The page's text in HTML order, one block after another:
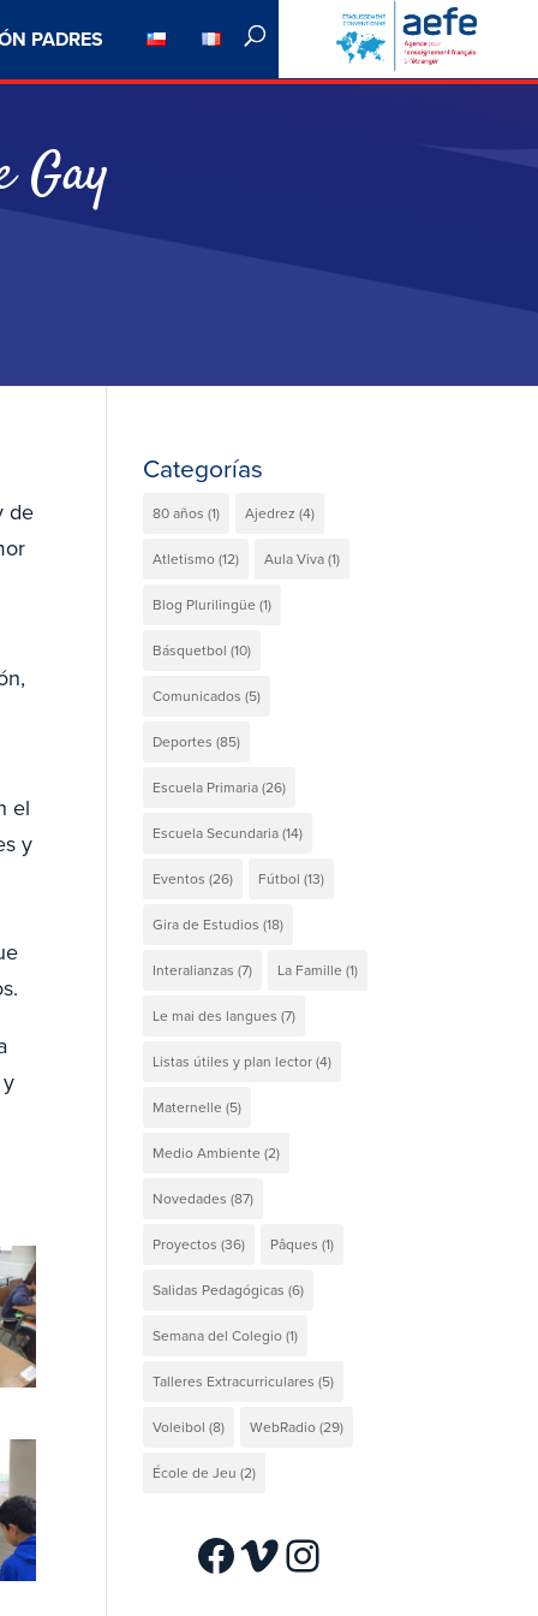
PADRES
Gay
de
el
y
Categorías
80 años (1) Ajedrez (4)
Atletismo(12) Aula Viva(1)
Blog Plurilingüe (1)
Básquetbol (10)
Comunicados (5)
Deportes (85)
Escuela Primaria(26)
Escuela Secundaria(14)
Eventos (26) Fútbol (13)
Gira de Estudios (18)
Interalianzas (7) La Famille (1)
Le mai des langues (7)
Listas útiles y plan lector(4)
Maternelle (5)
Medio Ambiente (2)
Novedades (87)
Proyectos (36) Pâques (1)
Salidas Pedagógicas (6)
Semana del Colegio(1)
Talleres Extracurriculares (5)
Voleibol (8) WebRadio(29)
École de Jeu (2)
Facebook
VimeoInstagram